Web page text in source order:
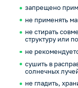
запрещено
не применять
не стирать
структуру или
не
сушить в
солнечных
не гладить,